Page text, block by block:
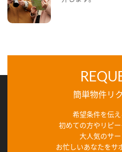
簡単物件リ
希望条件を伝え
初めての方やリピ
大人気のサー
お忙しいあなたをサ